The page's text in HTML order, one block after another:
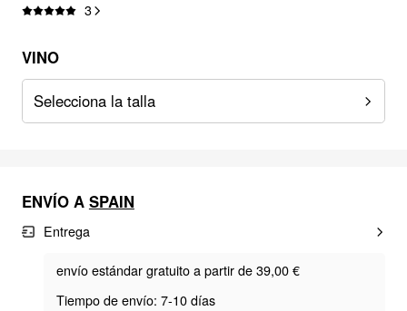
3
VINO
Selecciona la talla
ENVÍO A SPAIN
Entrega
envío estándar gratuito a partir de 39,00 €
Tiempo de envío: 7-10 días